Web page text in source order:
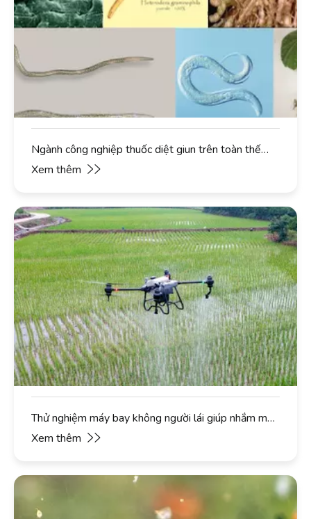
Ngành công nghiệp thuốc diệt giun trên toàn thế
giới dự kiến ​​đạt 3 tỷ USD vào năm 2027
Xem thêm
Thử nghiệm máy bay không người lái giúp nhắm mục
tiêu thuốc diệt cỏ và cải thiện chất lượng nước
Xem thêm